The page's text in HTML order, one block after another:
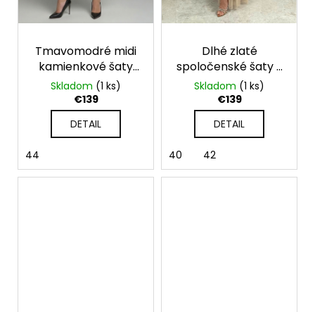
Tmavomodré midi
kamienkové šaty
pre moletky
Skladom (1 ks)
€139
DETAIL
44
Dlhé zlaté
spoločenské šaty s
flitrami a tylovými
rukávmi
Skladom (1 ks)
€139
DETAIL
40 42